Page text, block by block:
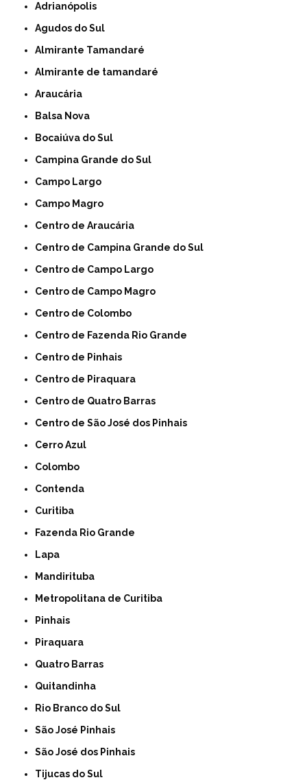
Adrianópolis
Agudos do Sul
Almirante Tamandaré
Almirante de tamandaré
Araucária
Balsa Nova
Bocaiúva do Sul
Campina Grande do Sul
Campo Largo
Campo Magro
Centro de Araucária
Centro de Campina Grande do Sul
Centro de Campo Largo
Centro de Campo Magro
Centro de Colombo
Centro de Fazenda Rio Grande
Centro de Pinhais
Centro de Piraquara
Centro de Quatro Barras
Centro de São José dos Pinhais
Cerro Azul
Colombo
Contenda
Curitiba
Fazenda Rio Grande
Lapa
Mandirituba
Metropolitana de Curitiba
Pinhais
Piraquara
Quatro Barras
Quitandinha
Rio Branco do Sul
São José Pinhais
São José dos Pinhais
Tijucas do Sul